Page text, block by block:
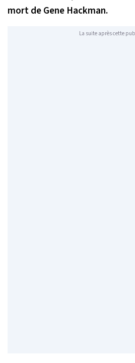
mort de Gene Hackman.
La suite après cette